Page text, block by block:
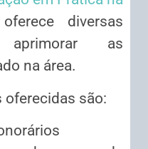
oferece diversas
as
na área.
oferecidas são: